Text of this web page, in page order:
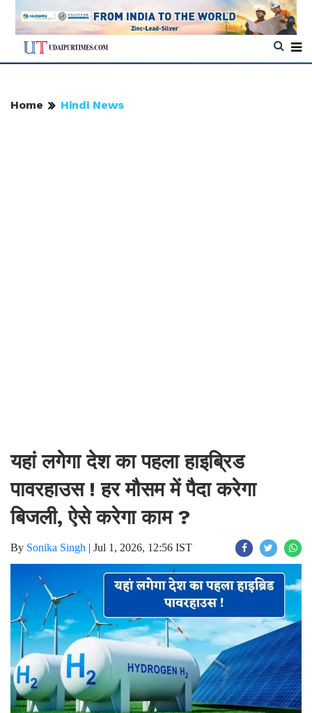
Home Hindi News
यहां लगेगा देश का पहला हाइब्रिड
पावरहाउस ! हर मौसम में पैदा करेगा
बिजली, ऐसे करेगा काम ?
By Sonika Singh | Jul 1, 2026, 12:56 IST